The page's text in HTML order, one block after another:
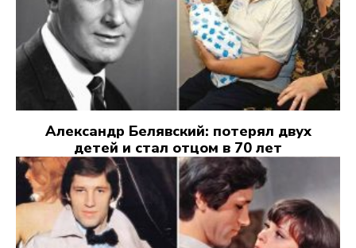
Александр Белявский: потерял двух
детей и стал отцом в 70 лет